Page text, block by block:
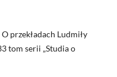
przekładach Ludmiły
tom serii „Studia o